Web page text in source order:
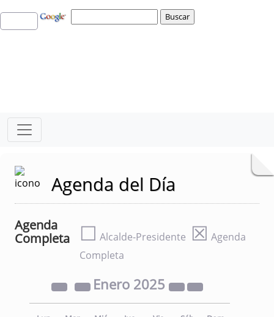
Agenda del Día
Agenda
Completa
☐ Alcalde-Presidente ☒ Agenda
Completa
Enero 2025